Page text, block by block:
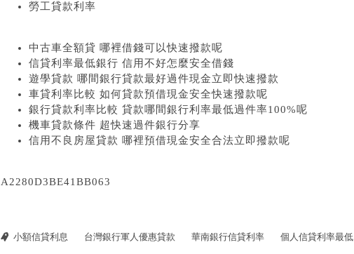
勞工貸款利率
中古車全額貸 哪裡借錢可以快速撥款呢
信貸利率最低銀行 信用不好怎麼安全借錢
遊學貸款 哪間銀行貸款最好過件現金立即快速撥款
車貸利率比較 如何貸款預借現金安全快速撥款呢
銀行貸款利率比較 貸款哪間銀行利率最低過件率100%呢
機車貸款條件 超快速過件銀行分享
信用不良房屋貸款 哪裡預借現金安全合法立即撥款呢
A2280D3BE41BB063
小額信貸利息 台灣銀行軍人優惠貸款 華南銀行信貸利率 個人信貸利率最低